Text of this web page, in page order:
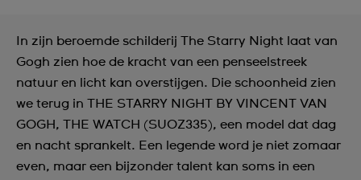
In zijn beroemde schilderij The Starry Night laat van
Gogh zien hoe de kracht van een penseelstreek
natuur en licht kan overstijgen. Die schoonheid zien
we terug in THE STARRY NIGHT BY VINCENT VAN
GOGH, THE WATCH (SUOZ335), een model dat dag
en nacht sprankelt. Een legende word je niet zomaar
even, maar een bijzonder talent kan soms in een